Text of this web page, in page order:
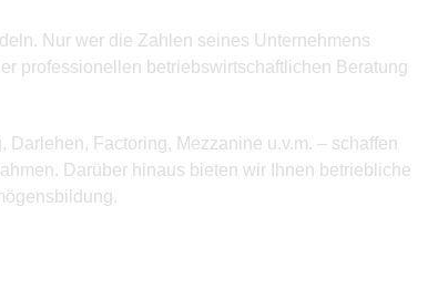
Nur wer die Zahlen seines Unternehmens
professionellen betriebswirtschaftlichen Beratung
Factoring, Mezzanine u.v.m. – schaffen
Darüber hinaus bieten wir Ihnen betriebliche